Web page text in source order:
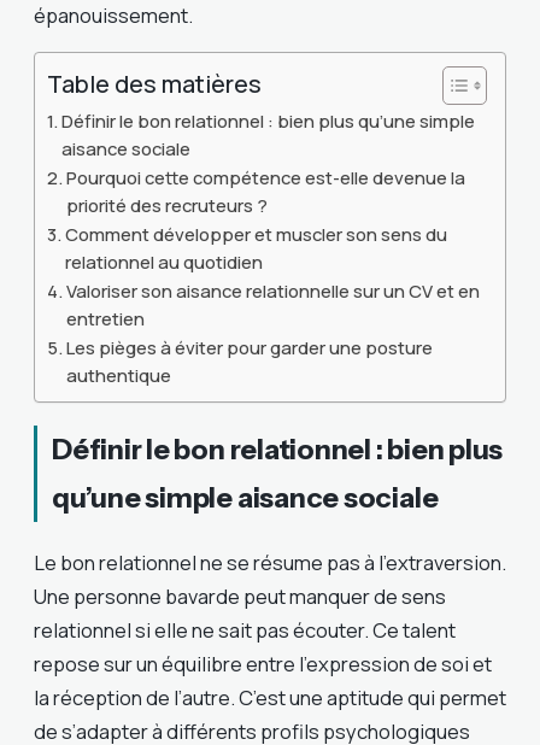
épanouissement.
Table des matières
Définir le bon relationnel : bien plus qu’une simple
aisance sociale
Pourquoi cette compétence est-elle devenue la
priorité des recruteurs ?
Comment développer et muscler son sens du
relationnel au quotidien
Valoriser son aisance relationnelle sur un CV et en
entretien
Les pièges à éviter pour garder une posture
authentique
Définir le bon relationnel : bien plus
qu’une simple aisance sociale
Le bon relationnel ne se résume pas à l’extraversion.
Une personne bavarde peut manquer de sens
relationnel si elle ne sait pas écouter. Ce talent
repose sur un équilibre entre l’expression de soi et
la réception de l’autre. C’est une aptitude qui permet
de s’adapter à différents profils psychologiques